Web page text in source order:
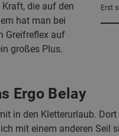
Erst
die auf den
hat man bei
Greifreflex auf
großes Plus.
Ergo Belay
in den Kletterurlaub.
mit einem anderen Seil